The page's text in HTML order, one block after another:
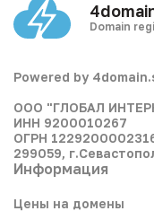
Domain
Powered by
ООО "ГЛОБАЛ
ИНН 9200010267
ОГРН
299059,
Информация
Цены на домены